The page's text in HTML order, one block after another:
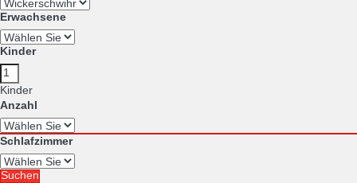
Erwachsene
Kinder
Kinder
Anzahl
Schlafzimmer
Suchen